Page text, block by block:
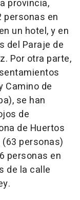
provincia,
personas en
un hotel, y en
del Paraje de
Por otra parte,
Camino de
se han
de
de Huertos
personas)
personas en
de la calle